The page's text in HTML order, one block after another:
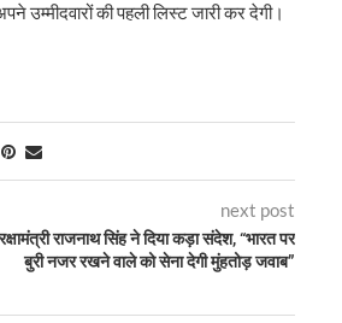
उम्मीदवारों की पहली लिस्ट जारी कर देगी।
next post
राजनाथ सिंह ने दिया कड़ा संदेश, “भारत पर
बुरी नजर रखने वाले को सेना देगी मुंहतोड़ जवाब”